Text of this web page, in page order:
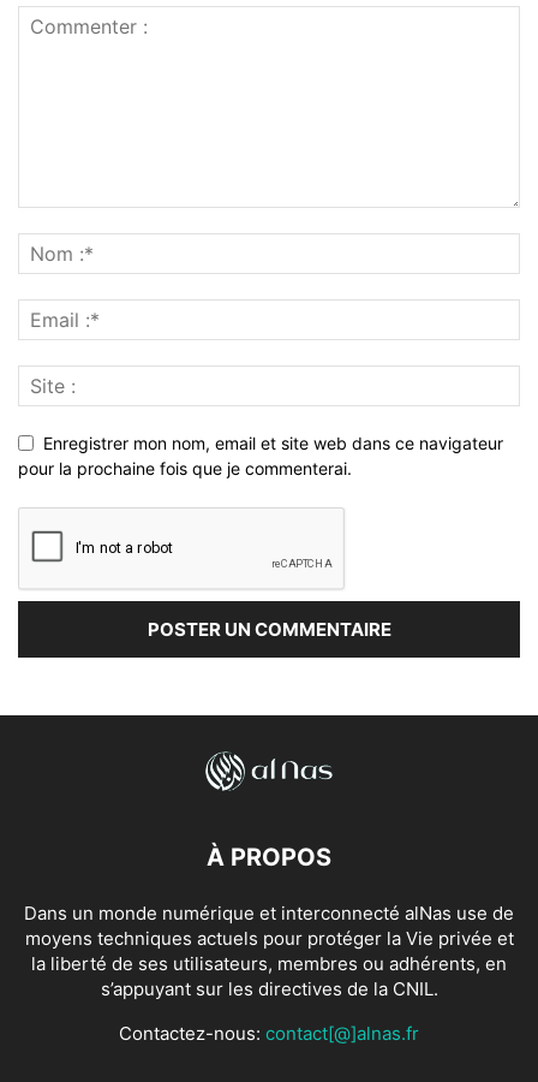
Enregistrer mon nom, email et site web dans ce navigateur
pour la prochaine fois que je commenterai.
À PROPOS
Dans un monde numérique et interconnecté alNas use de
moyens techniques actuels pour protéger la Vie privée et
la liberté de ses utilisateurs, membres ou adhérents, en
s’appuyant sur les directives de la CNIL.
Contactez-nous: contact[@]alnas.fr